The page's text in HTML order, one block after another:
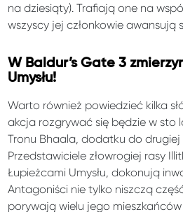
na dziesiąty). Trafiają one na
wszyscy jej członkowie awansują
W Baldur’s Gate 3
Umysłu!
Warto również powiedzieć kilka
akcja rozgrywać się będzie w sto
Tronu Bhaala, dodatku do drugiej
Przedstawiciele złowrogiej rasy
Łupieżcami Umysłu, dokonują
Antagoniści nie tylko niszczą
porywają wielu jego